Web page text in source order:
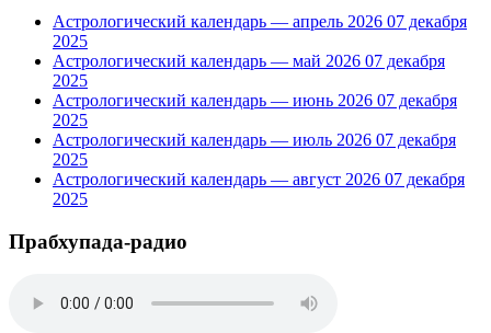
Астрологический календарь — апрель 2026 07 декабря
2025
Астрологический календарь — май 2026 07 декабря
2025
Астрологический календарь — июнь 2026 07 декабря
2025
Астрологический календарь — июль 2026 07 декабря
2025
Астрологический календарь — август 2026 07 декабря
2025
Прабхупада-радио